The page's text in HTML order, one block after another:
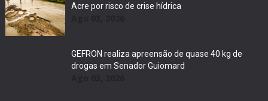
Acre por risco de crise hídrica
GEFRON realiza apreensão de quase 40 kg de
drogas em Senador Guiomard